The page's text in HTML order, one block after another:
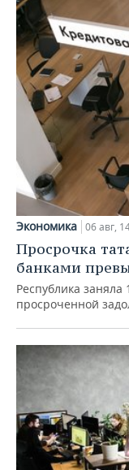
Экономика 06 авг,
Просрочка
банками
Республика
просроченной